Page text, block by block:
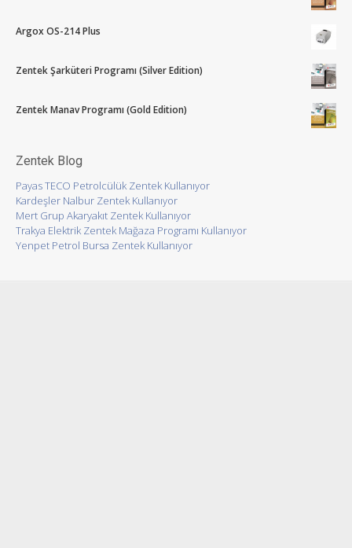
Argox OS-214 Plus
Zentek Şarküteri Programı (Silver Edition)
Zentek Manav Programı (Gold Edition)
Zentek Blog
Payas TECO Petrolcülük Zentek Kullanıyor
Kardeşler Nalbur Zentek Kullanıyor
Mert Grup Akaryakıt Zentek Kullanıyor
Trakya Elektrik Zentek Mağaza Programı Kullanıyor
Yenpet Petrol Bursa Zentek Kullanıyor